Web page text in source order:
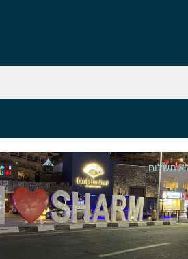
תשלום